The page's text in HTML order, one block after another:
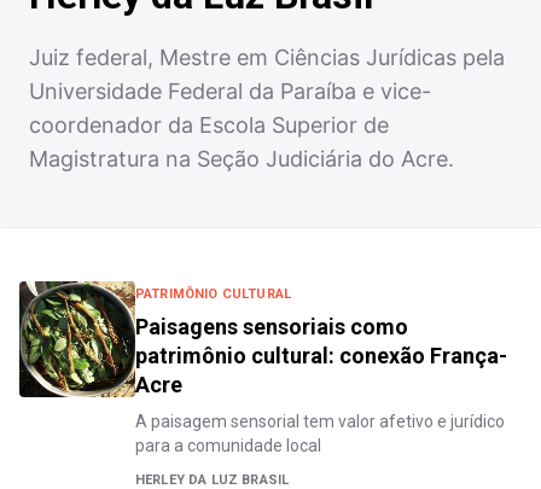
Juiz federal, Mestre em Ciências Jurídicas pela
Universidade Federal da Paraíba e vice-
coordenador da Escola Superior de
Magistratura na Seção Judiciária do Acre.
PATRIMÔNIO CULTURAL
Paisagens sensoriais como
patrimônio cultural: conexão França-
Acre
A paisagem sensorial tem valor afetivo e jurídico
para a comunidade local
HERLEY DA LUZ BRASIL